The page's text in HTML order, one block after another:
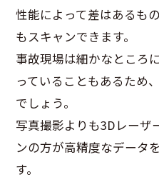
性能によって差はあるも
もスキャンできます。
事故現場は細かなところ
っていることもあるため
でしょう。
写真撮影よりも3Dレーザ
ンの方が高精度なデータ
す。